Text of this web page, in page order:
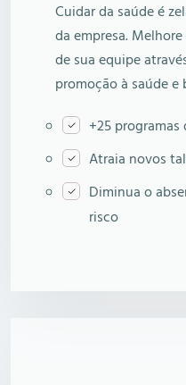
Cuidar da saúde é
da empresa.
de sua equipe
promoção à saúde e
+25
Atraia novos
Diminua o
risco